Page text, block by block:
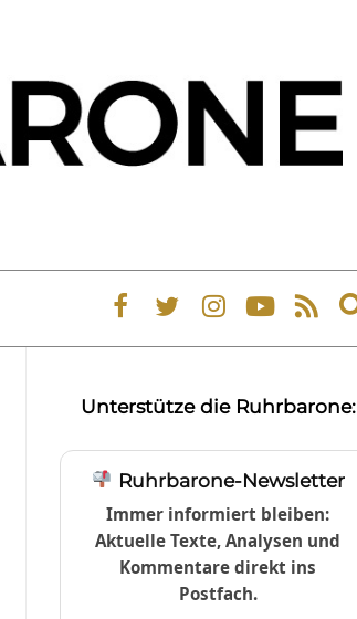
Unterstütze die Ruhrbarone:
Ruhrbarone-Newsletter
Immer informiert bleiben:
Aktuelle Texte, Analysen und
Kommentare direkt ins
Postfach.